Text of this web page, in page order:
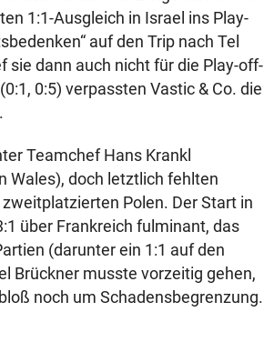
1:1-Ausgleich in Israel ins Play-
auf den Trip nach Tel
sie dann auch nicht für die Play-off-
0:5) verpassten Vastic & Co. die
Teamchef Hans Krankl
Wales), doch letztlich fehlten
Polen. Der Start in
über Frankreich fulminant, das
(darunter ein 1:1 auf den
Brückner musste vorzeitig gehen,
noch um Schadensbegrenzung.